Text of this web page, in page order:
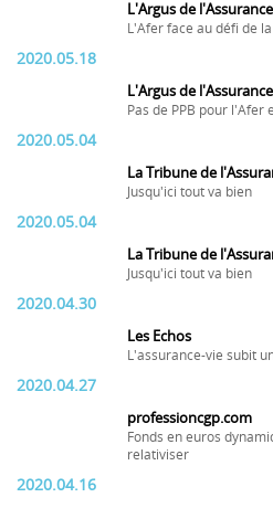
L'Argus de l'Assurance
L'Afer face au défi de
2020.05.18
L'Argus de l'Assurance
Pas de PPB pour l'Afer
2020.05.04
La Tribune de
Jusqu'ici tout va bien
2020.05.04
La Tribune de
Jusqu'ici tout va bien
2020.04.30
Les Echos
L'assurance-vie subit
2020.04.27
professioncgp.com
Fonds en euros
relativiser
2020.04.16